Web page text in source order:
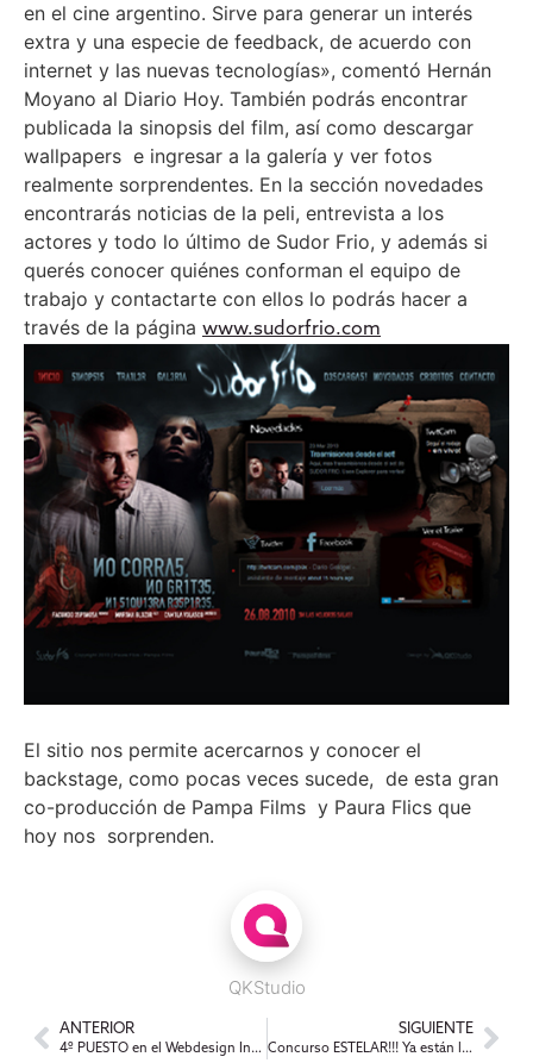
en el cine argentino. Sirve para generar un interés
extra y una especie de feedback, de acuerdo con
internet y las nuevas tecnologías», comentó Hernán
Moyano al Diario Hoy. También podrás encontrar
publicada la sinopsis del film, así como descargar
wallpapers e ingresar a la galería y ver fotos
realmente sorprendentes. En la sección novedades
encontrarás noticias de la peli, entrevista a los
actores y todo lo último de Sudor Frio, y además si
querés conocer quiénes conforman el equipo de
trabajo y contactarte con ellos lo podrás hacer a
través de la página www.sudorfrio.com
El sitio nos permite acercarnos y conocer el
backstage, como pocas veces sucede, de esta gran
co-producción de Pampa Films y Paura Flics que
hoy nos sorprenden.
QKStudio
ANTERIOR
4º PUESTO en el Webdesign International Festival
SIGUIENTE
Concurso ESTELAR!!! Ya están los ganadores…